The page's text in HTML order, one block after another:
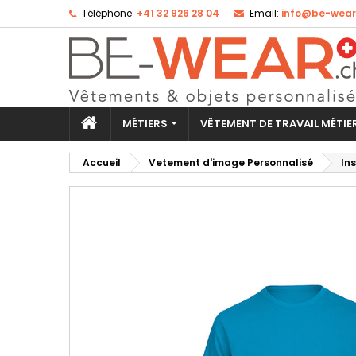
Téléphone: +41 32 926 28 04 Email: info@be-
MÉTIERS VÊTEMENT DE TRAVAIL
Accueil Vetement d'image Personnalisé